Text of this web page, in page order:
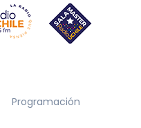
Programación